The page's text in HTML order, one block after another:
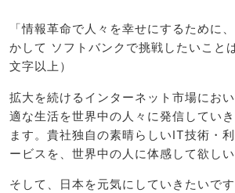
「情報革命で人々を幸せにするために
かして ソフトバンクで挑戦したいこと
文字以上）
拡大を続けるインターネット市場にお
適な生活を世界中の人々に発信してい
ます。貴社独自の素晴らしいIT技術・
ービスを、世界中の人に体感して欲しい
そして、日本を元気にしていきたいで